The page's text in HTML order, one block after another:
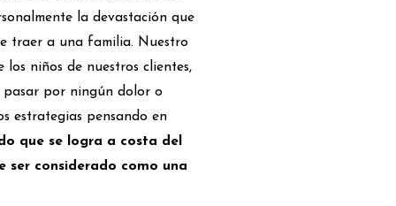
la devastación que
traer a una familia. Nuestro
niños de nuestros clientes,
pasar por ningún dolor o
estrategias pensando en
que se logra a costa del
ser considerado como una